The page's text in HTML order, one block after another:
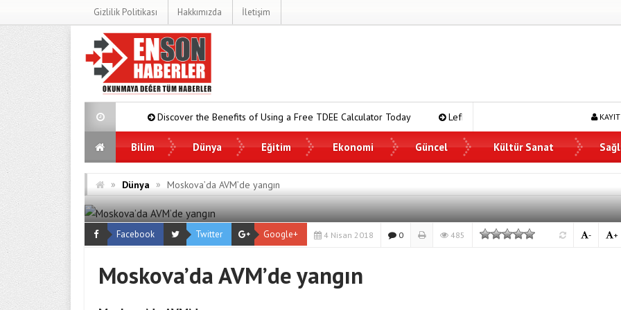
Gizlilik Politikası Hakkımızda İletişim
Discover the Benefits of Using a Free TDEE Calculator Today Lefkoşa’da Satılık Dairelerle Yeni Bir Başlangıç Yapın
Bilim Dünya Eğitim Ekonomi Güncel Kültür Sanat
» Dünya » Moskova’da AVM’de yangın
Facebook Twitter Google+ 4 Nisan 2018 0 485 +
-
Moskova’da AVM’de yangın